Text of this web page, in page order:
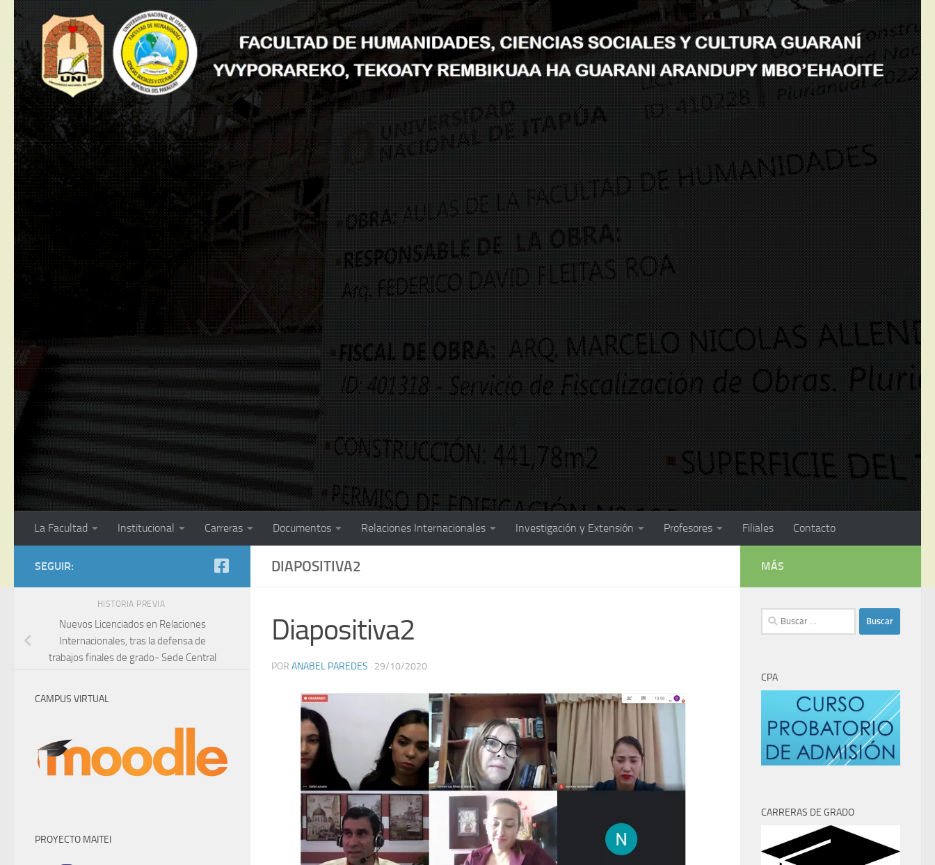
Saltar al contenido
La Facultad Institucional Carreras Documentos Relaciones Internacionales Investigación y Extensión Profesores Filiales Contacto
DIAPOSITIVA2
Diapositiva2
POR ANABEL PAREDES · 29/10/2020
SEGUIR:
HISTORIA PREVIA
Nuevos Licenciados en Relaciones
Internacionales, tras la defensa de
trabajos finales de grado- Sede Central
CAMPUS VIRTUAL
PROYECTO MAITEI
MÁS
Buscar:
CPA
CARRERAS DE GRADO